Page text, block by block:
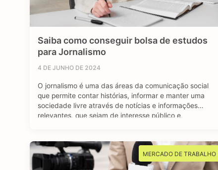
Saiba como conseguir bolsa de estudos
para Jornalismo
4 DE JUNHO DE 2024
O jornalismo é uma das áreas da comunicação social
que permite contar histórias, informar e manter uma
sociedade livre através de notícias e informações
relevantes, que sejam de interesse público e,
dados, se sente atraído por essa profissão …
MERCADO DE TRABALHO